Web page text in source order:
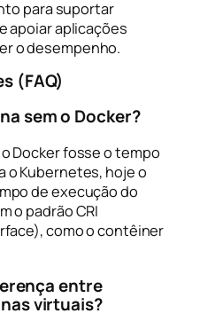
para suportar
apoiar aplicações
o desempenho.
(FAQ)
sem o Docker?
Docker fosse o tempo
o Kubernetes, hoje o
de execução do
o padrão CRI
como o contêiner
entre
virtuais?